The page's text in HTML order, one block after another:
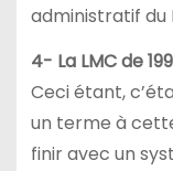
administratif du
4- La LMC de
Ceci étant,
un terme à
finir avec un